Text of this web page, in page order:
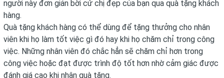
người này đơn giản bời cử chị đẹp của bạn qua quà tặng khách
hàng.
Quà tặng khách hàng có thể dùng để tặng thưởng cho nhân
viên khi họ làm tốt việc gì đó hay khi họ chăm chỉ trong công
việc. Những nhân viên đó chắc hẳn sẽ chăm chỉ hơn trong
công việc hoặc đạt được trình độ tốt hơn nhờ cảm giác được
đánh giá cao khi nhận quà tặng.